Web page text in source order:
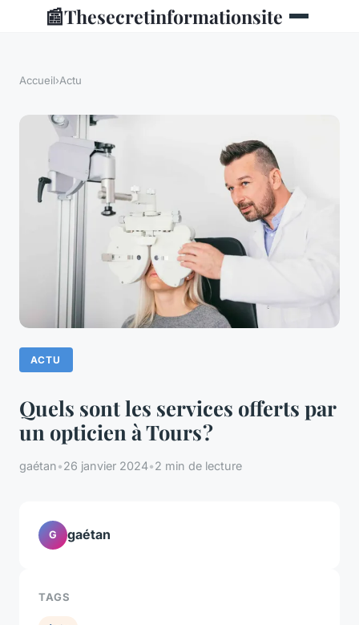
📰Thesecretinformationsite
Accueil›Actu
ACTU
Quels sont les services offerts par
un opticien à Tours ?
gaétan•26 janvier 2024•2 min de lecture
G gaétan
TAGS